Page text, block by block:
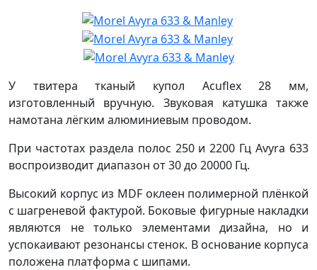
У твитера тканый купол Acuflex 28 мм,
изготовленный вручную. Звуковая катушка также
намотана лёгким алюминиевым проводом.
При частотах раздела полос 250 и 2200 Гц Avyra 633
воспроизводит диапазон от 30 до 20000 Гц.
Высокий корпус из MDF оклеен полимерной плёнкой
с шагреневой фактурой. Боковые фигурные накладки
являются не только элементами дизайна, но и
успокаивают резонансы стенок. В основание корпуса
положена платформа с шипами.